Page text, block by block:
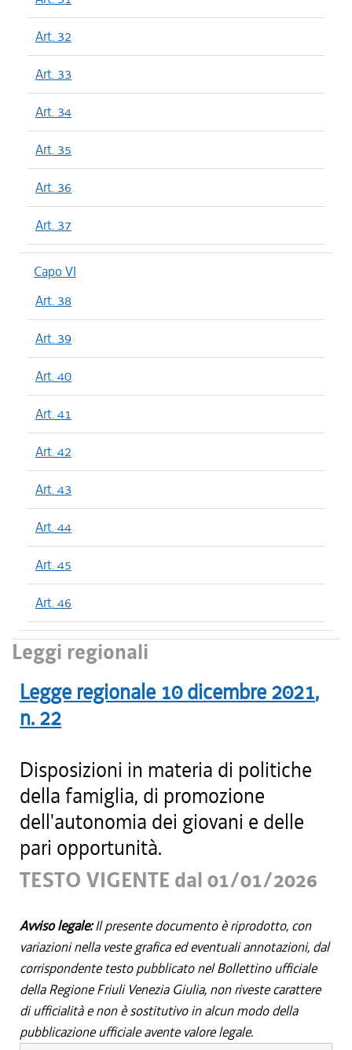
Art. 32
Art. 33
Art. 34
Art. 35
Art. 36
Art. 37
Capo VI
Art. 38
Art. 39
Art. 40
Art. 41
Art. 42
Art. 43
Art. 44
Art. 45
Art. 46
Leggi regionali
Legge regionale 10 dicembre 2021,
n. 22
Disposizioni in materia di politiche
della famiglia, di promozione
dell'autonomia dei giovani e delle
pari opportunità.
TESTO VIGENTE dal 01/01/2026
Avviso legale:Il presente documento è riprodotto, con
variazioni nella veste grafica ed eventuali annotazioni, dal
corrispondente testo pubblicato nel Bollettino ufficiale
della Regione Friuli Venezia Giulia, non riveste carattere
di ufficialità e non è sostitutivo in alcun modo della
pubblicazione ufficiale avente valore legale.